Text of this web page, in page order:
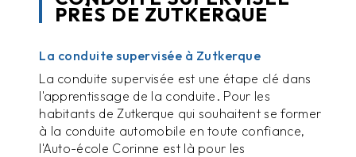
PRÈS DE ZUTKERQUE
La conduite supervisée à Zutkerque
La conduite supervisée est une étape clé dans
l'apprentissage de la conduite. Pour les
habitants de Zutkerque qui souhaitent se former
à la conduite automobile en toute confiance,
l'Auto-école Corinne est là pour les